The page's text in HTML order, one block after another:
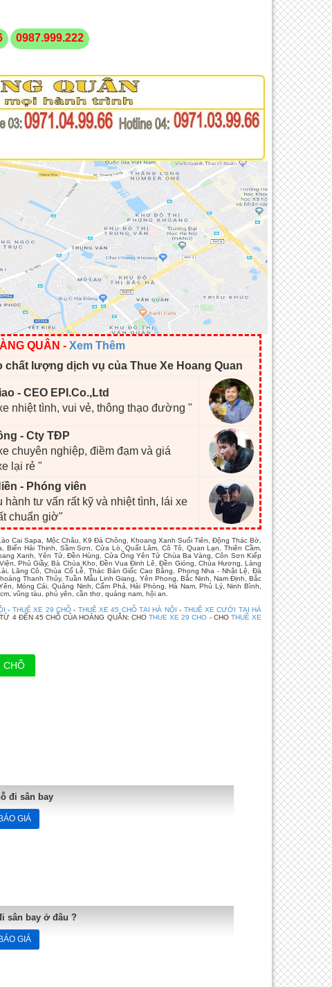
0987.999.222
QUÂN - Xem Thêm
chất lượng dịch vụ của Thue Xe Hoang Quan
- CEO EPI.Co.,Ltd
nhiệt tình, vui vẻ, thông thạo đường "
- Cty TĐP
chuyên nghiệp, điềm đạm và giá
lại rẻ "
- Phóng viên
hành tư vấn rất kỹ và nhiệt tình, lái xe
chuẩn giờ"
Cai Sapa, Mộc Châu, K9 Đá Chông, Khoang Xanh Suối Tiên, Động Thác Bờ,
Hải Thịnh, Sầm Sơn, Cửa Lò, Quất Lâm, Cô Tô, Quan Lạn, Thiên Cầm,
Xanh, Yên Tử, Đền Hùng, Cửa Ông Yên Tử Chùa Ba Vàng, Côn Sơn Kiếp
Phủ Giầy, Bà Chúa Kho, Đền Vua Đinh Lê, Đền Gióng, Chùa Hương, Làng
Lăng Cô, Chùa Cổ Lễ, Thác Bản Giốc Cao Bằng, Phong Nha - Nhật Lệ, Đà
Thanh Thủy, Tuần Mẫu Linh Giang, Yên Phong, Bắc Ninh, Nam Định, Bắc
Móng Cái, Quảng Ninh, Cẩm Phả, Hải Phòng, Hà Nam, Phủ Lý, Ninh Bình,
vũng tàu, phú yên, cần thơ, quảng nam, hội an.
- THUÊ XE 29 CHỖ- THUÊ XE 45 CHỖ TẠI HÀ NỘI - THUÊ XE CƯỚI TẠI HÀ
TỪ 4 ĐẾN 45 CHỖ CỦA HOÀNG QUÂN: CHO THUE XE 29 CHO - CHO THUÊ XE
CHỖ
đi sân bay
GIÁ
sân bay ở đâu ?
GIÁ